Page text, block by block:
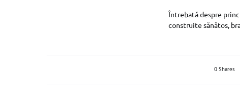
Întrebată despre
construite sănătos,
0 Shares